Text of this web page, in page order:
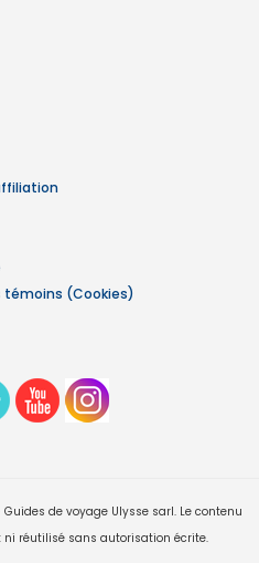
témoins (Cookies)
de voyage Ulysse sarl. Le contenu
réutilisé sans autorisation écrite.